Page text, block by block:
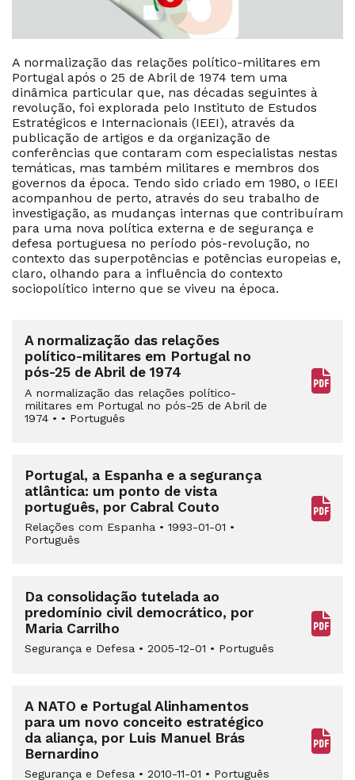
A normalização das relações político-militares em
Portugal após o 25 de Abril de 1974 tem uma
dinâmica particular que, nas décadas seguintes à
revolução, foi explorada pelo Instituto de Estudos
Estratégicos e Internacionais (IEEI), através da
publicação de artigos e da organização de
conferências que contaram com especialistas nestas
temáticas, mas também militares e membros dos
governos da época. Tendo sido criado em 1980, o IEEI
acompanhou de perto, através do seu trabalho de
investigação, as mudanças internas que contribuíram
para uma nova política externa e de segurança e
defesa portuguesa no período pós-revolução, no
contexto das superpotências e potências europeias e,
claro, olhando para a influência do contexto
sociopolítico interno que se viveu na época.
A normalização das relações
político-militares em Portugal no
pós-25 de Abril de 1974
A normalização das relações político-
militares em Portugal no pós-25 de Abril de
1974 • • Português
Portugal, a Espanha e a segurança
atlântica: um ponto de vista
português, por Cabral Couto
Relações com Espanha • 1993-01-01 •
Português
Da consolidação tutelada ao
predomínio civil democrático, por
Maria Carrilho
Segurança e Defesa • 2005-12-01 • Português
A NATO e Portugal Alinhamentos
para um novo conceito estratégico
da aliança, por Luis Manuel Brás
Bernardino
Segurança e Defesa • 2010-11-01 • Português